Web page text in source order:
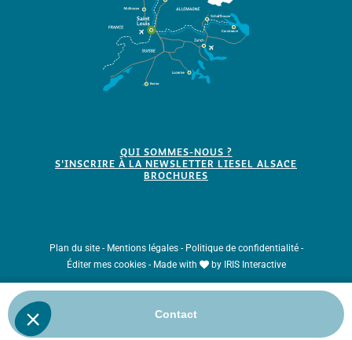
Contact
QUI SOMMES-NOUS ?
S'INSCRIRE À LA NEWSLETTER LIESEL ALSACE
BROCHURES
Plan du site - Mentions légales - Politique de confidentialité -
Éditer mes cookies - Made with by IRIS Interactive
conditions d'utilisationde Google s'appliquent.